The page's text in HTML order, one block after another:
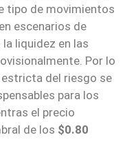
tipo de movimientos
escenarios de
liquidez en las
Por lo
del riesgo se
para los
el precio
de los $0.80